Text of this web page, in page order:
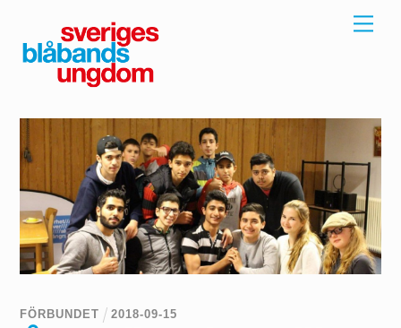
content
FÖRBUNDET 2018-09-15